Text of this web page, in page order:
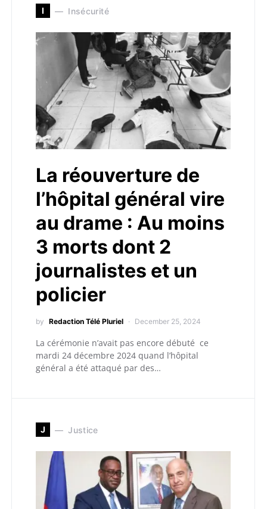
I Insécurité
La réouverture de
l’hôpital général vire
au drame : Au moins
3 morts dont 2
journalistes et un
policier
by Redaction Télé Pluriel December 25, 2024
La cérémonie n’avait pas encore débuté ce
mardi 24 décembre 2024 quand l’hôpital
général a été attaqué par des…
J Justice